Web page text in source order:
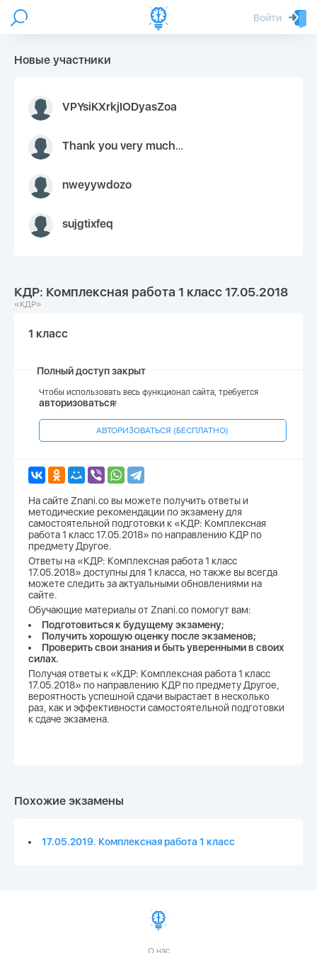
Войти
Новые участники
VPYsiKXrkjIODyasZoa
Thank you very much for your inquiry We appreciate you 9126052 https://youtube.com faceapple !
nweyywdozo
sujgtixfeq
КДР: Комплексная работа 1 класс 17.05.2018
«КДР»
1 класс
Полный доступ закрыт
Чтобы использовать весь функционал сайта, требуется
авторизоваться!
АВТОРИЗОВАТЬСЯ (БЕСПЛАТНО)
На сайте Znani.co вы можете получить ответы и
методические рекомендации по экзамену для
самостоятельной подготовки к «КДР: Комплексная
работа 1 класс 17.05.2018» по направлению КДР по
предмету Другое.
Ответы на «КДР: Комплексная работа 1 класс
17.05.2018» доступны для 1 класса, но также вы всегда
можете следить за актуальными обновлениями на
сайте.
Обучающие материалы от Znani.co помогут вам:
Подготовиться к будущему экзамену;
Получить хорошую оценку после экзаменов;
Проверить свои знания и быть уверенными в своих
силах.
Получая ответы к «КДР: Комплексная работа 1 класс
17.05.2018» по направлению КДР по предмету Другое,
вероятность успешной сдачи вырастает в несколько
раз, как и эффективности самостоятельной подготовки
к сдаче экзамена.
Похожие экзамены
17.05.2019. Комплексная работа 1 класс